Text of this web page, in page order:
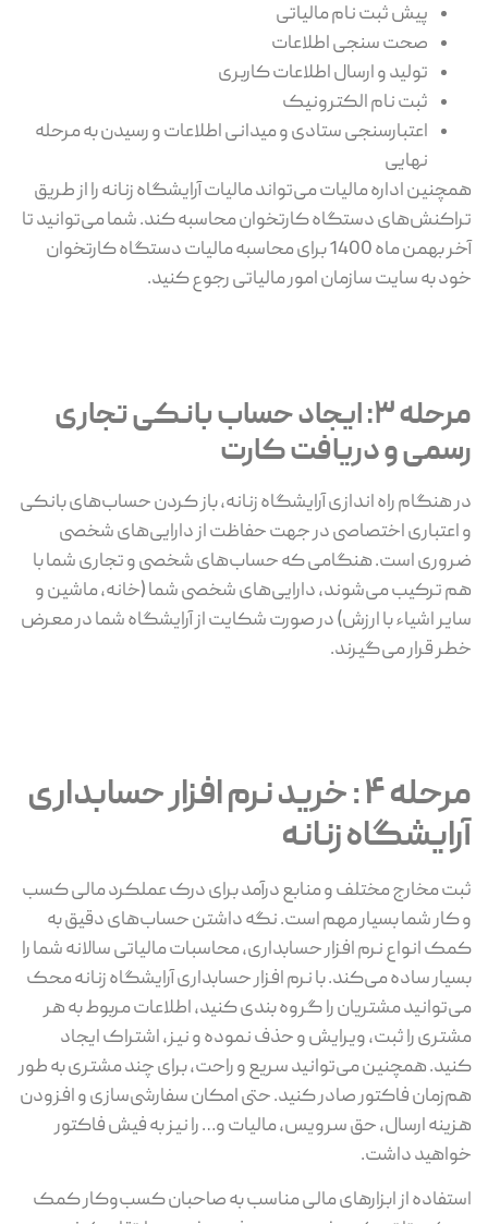
پیش ثبت نام مالیاتی
صحت سنجی اطلاعات
تولید و ارسال اطلاعات کاربری
ثبت نام الکترونیک
اعتبارسنجی ستادی و میدانی اطلاعات و رسیدن به مرحله
نهایی
همچنین اداره مالیات می‌تواند مالیات آرایشگاه زنانه را از طریق
تراکنش‌های دستگاه کارتخوان محاسبه کند. شما می‌توانید تا
آخر بهمن ماه 1400 برای محاسبه مالیات دستگاه کارتخوان
خود به سایت سازمان امور مالیاتی رجوع کنید.
مرحله 3: ایجاد حساب بانکی تجاری
رسمی و دریافت کارت
در هنگام راه اندازی آرایشگاه زنانه، باز کردن حساب‌های بانکی
و اعتباری اختصاصی در جهت حفاظت از دارایی‌های شخصی
ضروری است. هنگامی که حساب‌های شخصی و تجاری شما با
هم ترکیب می‌شوند، دارایی‌های شخصی شما (خانه، ماشین و
سایر اشیاء با ارزش) در صورت شکایت از آرایشگاه شما در معرض
خطر قرار می‌گیرند.
مرحله 4 : خرید نرم افزار حسابداری
آرایشگاه زنانه
ثبت مخارج مختلف و منابع درآمد برای درک عملکرد مالی کسب
و کار شما بسیار مهم است. نگه داشتن حساب‌های دقیق به
کمک انواع نرم افزار حسابداری، محاسبات مالیاتی سالانه شما را
بسیار ساده می‌کند. با نرم افزار حسابداری آرایشگاه زنانه محک
می‌توانید مشتریان را گروه بندی کنید، اطلاعات مربوط به هر
مشتری را ثبت، ویرایش و حذف نموده و نیز، اشتراک ایجاد
کنید. همچنین می‌توانید سریع و راحت، برای چند مشتری به طور
هم‌زمان فاکتور صادر کنید. حتی امکان سفارشی‌سازی و افزودن
هزینه ارسال، حق سرویس، مالیات و… را نیز به فیش فاکتور
خواهید داشت.
استفاده از ابزارهای مالی مناسب به صاحبان کسب‌وکار کمک